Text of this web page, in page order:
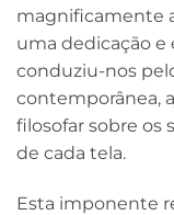
magnificamente
uma dedicação e
conduziu-nos
contemporânea,
filosofar sobre os
de cada tela.
Esta imponente